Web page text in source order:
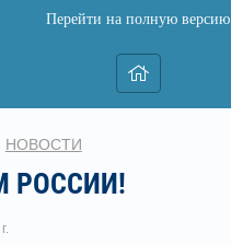
Перейти на полную версию
НОВОСТИ
РОССИИ!